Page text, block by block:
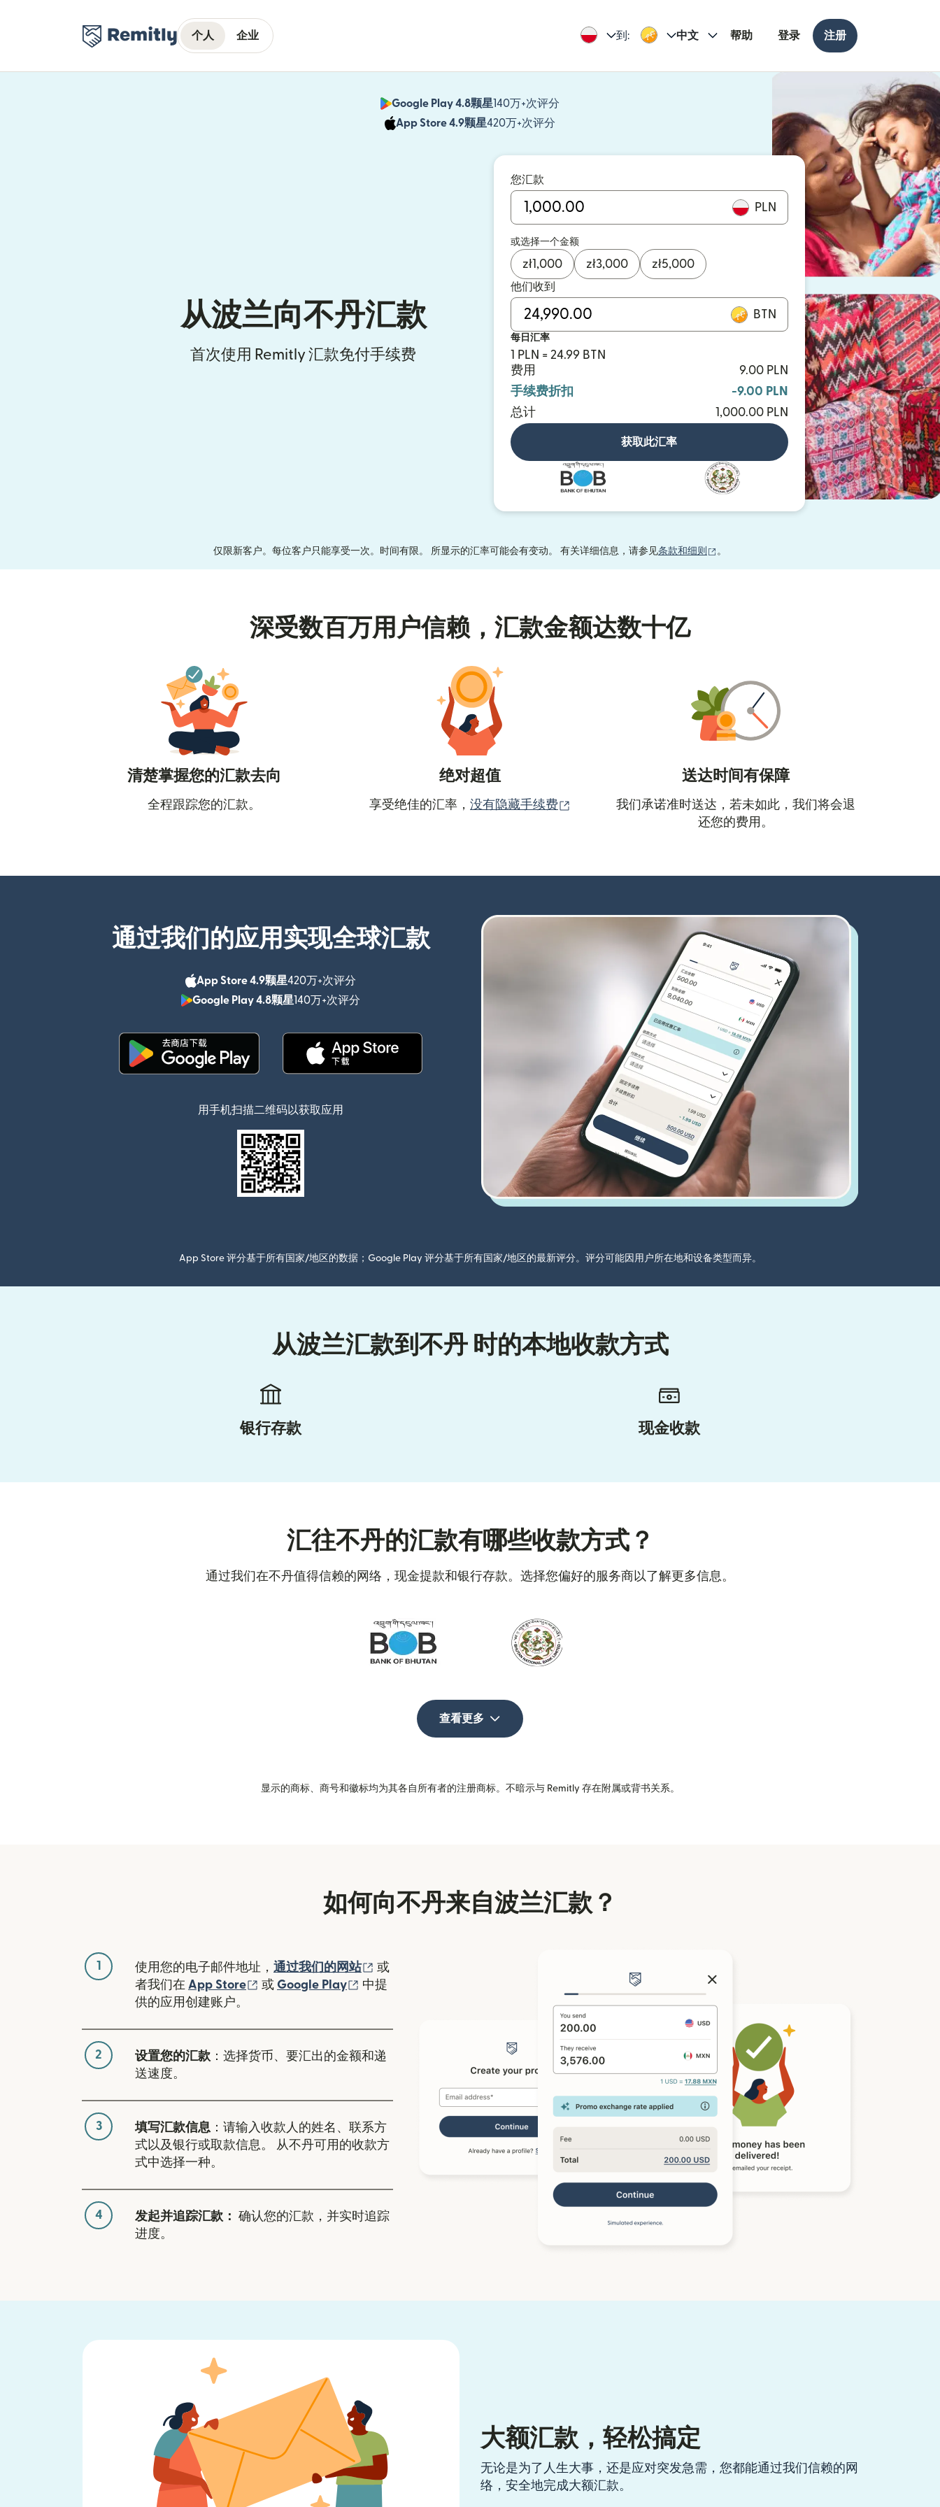
个人 企业 到: 中文 帮助 登录 注册
Google Play 4.8颗星140万+次评分
App Store 4.9颗星420万+次评分
从波兰向不丹汇款
首次使用 Remitly 汇款免付手续费
您汇款
PLN
或选择一个金额
zł1,000 zł3,000 zł5,000
他们收到
BTN
每日汇率
1 PLN = 24.99 BTN
费用
9.00 PLN
手续费折扣
-9.00 PLN
总计
1,000.00 PLN
获取此汇率
仅限新客户。每位客户只能享受一次。时间有限。 所显示的汇率可能会有变动。 有关详细信息，请参见条款和细则 （在新窗口中打开）
。
深受数百万用户信赖，汇款金额达数十亿
清楚掌握您的汇款去向
全程跟踪您的汇款。
绝对超值
享受绝佳的汇率， 没有隐藏手续费 （在新窗口中打开）
送达时间有保障
我们承诺准时送达，若未如此，我们将会退
还您的费用。
通过我们的应用实现全球汇款
App Store 4.9颗星420万+次评分
Google Play 4.8颗星140万+次评分
用手机扫描二维码以获取应用
App Store 评分基于所有国家/地区的数据；Google Play 评分基于所有国家/地区的最新评分。评分可能因用户所在地和设备类型而异。
从波兰汇款到不丹 时的本地收款方式
银行存款 现金收款
汇往不丹的汇款有哪些收款方式？
通过我们在不丹值得信赖的网络，现金提款和银行存款。选择您偏好的服务商以了解更多信息。
查看更多
显示的商标、商号和徽标均为其各自所有者的注册商标。不暗示与 Remitly 存在附属或背书关系。
如何向不丹来自波兰汇款？
1 使用您的电子邮件地址， 通过我们的网站 （在新窗口中打开）
或
者我们在 App Store （在新窗口中打开）
或 Google Play （在新窗口中打开）
中提
供的应用创建账户。
2 设置您的汇款 ：选择货币、要汇出的金额和递
送速度。
3 填写汇款信息 ：请输入收款人的姓名、联系方
式以及银行或取款信息。 从不丹可用的收款方
式中选择一种。
4 发起并追踪汇款：
确认您的汇款，并实时追踪
进度。
大额汇款，轻松搞定
无论是为了人生大事，还是应对突发急需，您都能通过我们信赖的网
络，安全地完成大额汇款。